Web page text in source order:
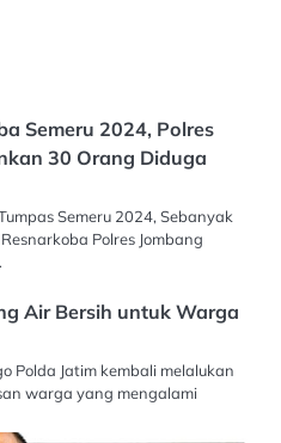
Semeru 2024, Polres
30 Orang Diduga
Semeru 2024, Sebanyak
Polres Jombang
Air Bersih untuk Warga
Polda Jatim kembali melalukan
warga yang mengalami